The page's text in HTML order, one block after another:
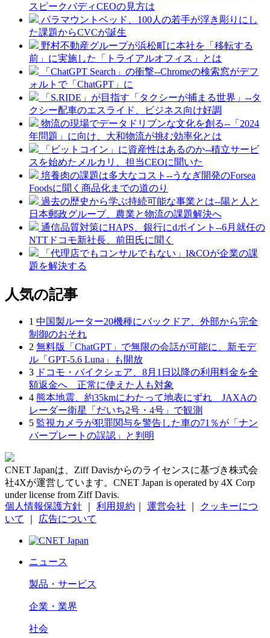
スピークバディCEOの見方は
パラマウントベッド、100人の若手が浮き彫りにし
た課題からCVCが誕生
野村不動産グループが浜松町に本社を「移転する
前」に実施した「トライアルオフィス」とは
「ChatGPT Search」の衝撃--Chromeの検索窓がデフ
ォルトで「ChatGPT」に
「S.RIDE」が目指す「タクシーが捕まる世界」--タ
クシー配車のエスライド、ビジネス向け好調
物流の現場でデータドリブンな文化を創る--「2024
年問題」に向け、大和物流が挑む効率化とは
「ビットコイン」に資産性はあるのか--積立サービ
スを始めたメルカリ、担当CEOに聞いた
培養肉の課題は多大なコスト--うなぎ開発のForsea
Foodsに聞く商品化までの道のり
過去の歴史から学ぶ持続可能な事業とは--陽と人と
日本郵政グループ、農業と物流の課題解決へ
通信品質対策にHAPS、銀行にdポイント--6月就任の
NTTドコモ新社長、前田氏に聞く
「代理店でもコンサルでもない」I&COが企業の課
題を解決する
人気の記事
1 中国製ルーター20機種にバックドア、外部から完全
制御のおそれ
2 無料版「ChatGPT」で無限の会話が可能に、新モデ
ル「GPT‑5.6 Luna」も開放
3 ドコモ・バイクシェア、8月1日以降の利用料金を全
額返金へ 正常に使えた人も対象
4 熊本地震、約35kmにわたって地表にずれ JAXAの
レーダー衛星「だいち2号・4号」で観測
5 監視カメラが犯罪関与を警告した車の71％が「ナン
バープレートの誤認」と判明
CNET Japanは、Ziff Davisからのライセンスに基づき株式会
社4Xが運営しています。CNET Japan is operated by 4X Corp
under license from Ziff Davis.
個人情報保護方針
利用規約 運営会社
クッキーにつ
いて
広告について
ニュース
製品・サービス
企業・業界
社会